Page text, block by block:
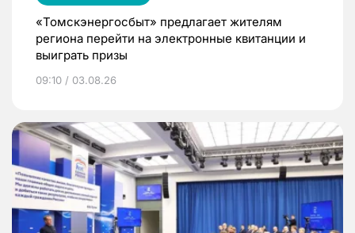
«Томскэнергосбыт» предлагает жителям
региона перейти на электронные квитанции и
выиграть призы
09:10 / 03.08.26